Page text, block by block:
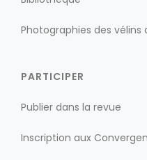
Photographies des vélins
PARTICIPER
Publier dans la revue
Inscription aux